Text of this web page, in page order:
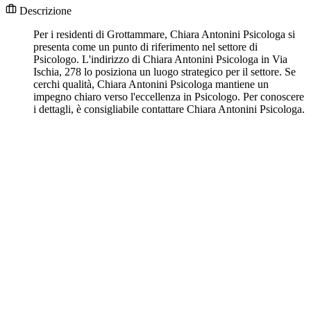
Descrizione
Per i residenti di Grottammare, Chiara Antonini Psicologa si
presenta come un punto di riferimento nel settore di
Psicologo. L'indirizzo di Chiara Antonini Psicologa in Via
Ischia, 278 lo posiziona un luogo strategico per il settore. Se
cerchi qualità, Chiara Antonini Psicologa mantiene un
impegno chiaro verso l'eccellenza in Psicologo. Per conoscere
i dettagli, è consigliabile contattare Chiara Antonini Psicologa.